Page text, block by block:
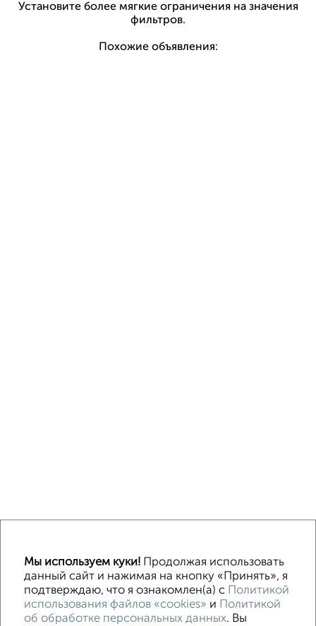
Установите более мягкие ограничения на значения
фильтров.
Похожие объявления:
Машиноместа в паркинге Без посредников
Контакты
Политика конфиденциальности
Мы используем куки! Продолжая использовать
данный сайт и нажимая на кнопку «Принять», я
подтверждаю, что я ознакомлен(а) с Политикой
использования файлов «cookies» и Политикой
об обработке персональных данных. Вы